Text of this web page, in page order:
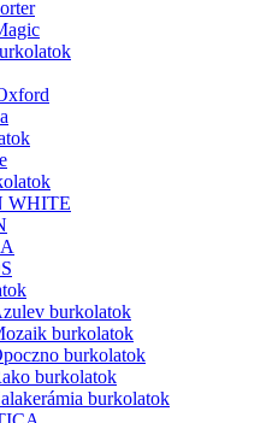
WHITE
burkolatok
burkolatok
burkolatok
burkolatok
burkolatok